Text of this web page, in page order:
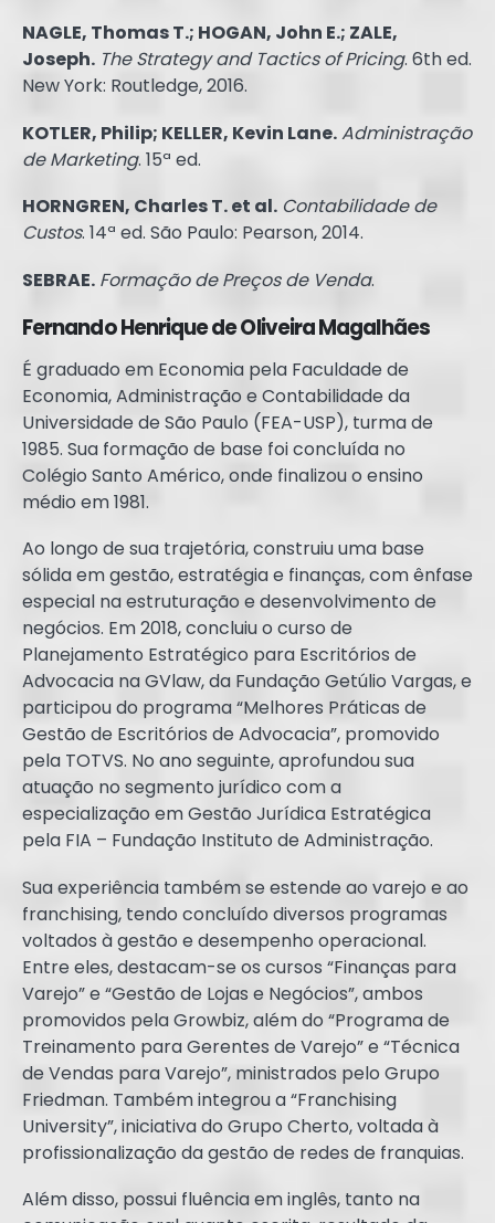
NAGLE, Thomas T.; HOGAN, John E.; ZALE,
Joseph. The Strategy and Tactics of Pricing. 6th ed.
New York: Routledge, 2016.
KOTLER, Philip; KELLER, Kevin Lane.Administração
de Marketing. 15ª ed.
HORNGREN, Charles T. et al. Contabilidade de
Custos. 14ª ed. São Paulo: Pearson, 2014.
SEBRAE. Formação de Preços de Venda.
Fernando Henrique de Oliveira Magalhães
É graduado em Economia pela Faculdade de
Economia, Administração e Contabilidade da
Universidade de São Paulo (FEA-USP), turma de
1985. Sua formação de base foi concluída no
Colégio Santo Américo, onde finalizou o ensino
médio em 1981.
Ao longo de sua trajetória, construiu uma base
sólida em gestão, estratégia e finanças, com ênfase
especial na estruturação e desenvolvimento de
negócios. Em 2018, concluiu o curso de
Planejamento Estratégico para Escritórios de
Advocacia na GVlaw, da Fundação Getúlio Vargas, e
participou do programa “Melhores Práticas de
Gestão de Escritórios de Advocacia”, promovido
pela TOTVS. No ano seguinte, aprofundou sua
atuação no segmento jurídico com a
especialização em Gestão Jurídica Estratégica
pela FIA – Fundação Instituto de Administração.
Sua experiência também se estende ao varejo e ao
franchising, tendo concluído diversos programas
voltados à gestão e desempenho operacional.
Entre eles, destacam-se os cursos “Finanças para
Varejo” e “Gestão de Lojas e Negócios”, ambos
promovidos pela Growbiz, além do “Programa de
Treinamento para Gerentes de Varejo” e “Técnica
de Vendas para Varejo”, ministrados pelo Grupo
Friedman. Também integrou a “Franchising
University”, iniciativa do Grupo Cherto, voltada à
profissionalização da gestão de redes de franquias.
Além disso, possui fluência em inglês, tanto na